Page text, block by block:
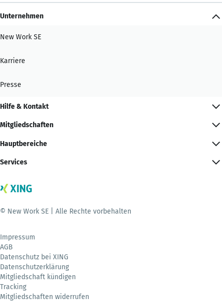
Unternehmen
New Work SE
Karriere
Presse
Hilfe & Kontakt
Mitgliedschaften
Hauptbereiche
Services
© New Work SE | Alle Rechte vorbehalten
Impressum
AGB
Datenschutz bei XING
Datenschutzerklärung
Mitgliedschaft kündigen
Tracking
Mitgliedschaften widerrufen